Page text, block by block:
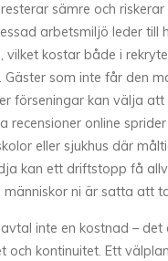
sämre och
arbetsmiljö leder till
vilket kostar både i
Gäster som inte får den
förseningar kan välja
recensioner online
eller sjukhus där
kan ett driftstopp få
människor ni är satta att
inte en kostnad – det
och kontinuitet. Ett